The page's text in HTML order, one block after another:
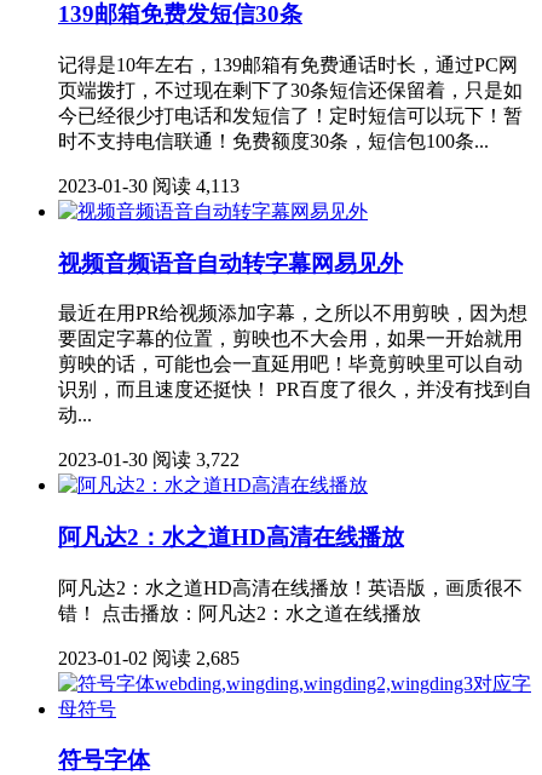
139邮箱免费发短信30条
记得是10年左右，139邮箱有免费通话时长，通过PC网
页端拨打，不过现在剩下了30条短信还保留着，只是如
今已经很少打电话和发短信了！定时短信可以玩下！暂
时不支持电信联通！免费额度30条，短信包100条...
2023-01-30 阅读 4,113
视频音频语音自动转字幕网易见外
最近在用PR给视频添加字幕，之所以不用剪映，因为想
要固定字幕的位置，剪映也不大会用，如果一开始就用
剪映的话，可能也会一直延用吧！毕竟剪映里可以自动
识别，而且速度还挺快！ PR百度了很久，并没有找到自
动...
2023-01-30 阅读 3,722
阿凡达2：水之道HD高清在线播放
阿凡达2：水之道HD高清在线播放！英语版，画质很不
错！ 点击播放：阿凡达2：水之道在线播放
2023-01-02 阅读 2,685
符号字体